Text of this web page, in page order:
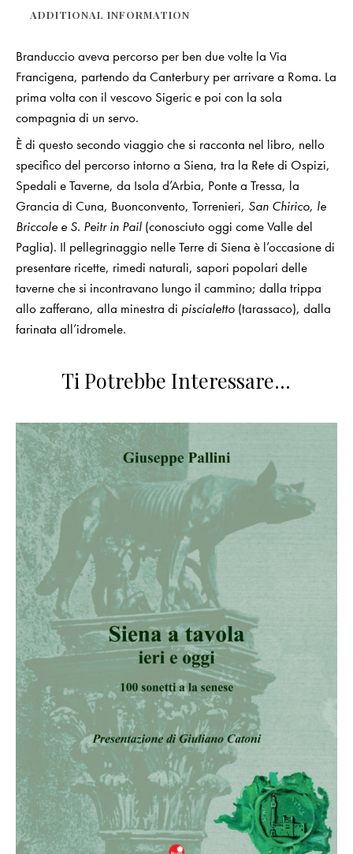
ADDITIONAL INFORMATION
Branduccio aveva percorso per ben due volte la Via
Francigena, partendo da Canterbury per arrivare a Roma. La
prima volta con il vescovo Sigeric e poi con la sola
compagnia di un servo.
È di questo secondo viaggio che si racconta nel libro, nello
specifico del percorso intorno a Siena, tra la Rete di Ospizi,
Spedali e Taverne, da Isola d’Arbia, Ponte a Tressa, la
Grancia di Cuna, Buonconvento, Torrenieri, San Chirico, le
Briccole e S. Peitr in Pail (conosciuto oggi come Valle del
Paglia). Il pellegrinaggio nelle Terre di Siena è l’occasione di
presentare ricette, rimedi naturali, sapori popolari delle
taverne che si incontravano lungo il cammino; dalla trippa
allo zafferano, alla minestra di piscialetto (tarassaco), dalla
farinata all’idromele.
Ti Potrebbe Interessare…